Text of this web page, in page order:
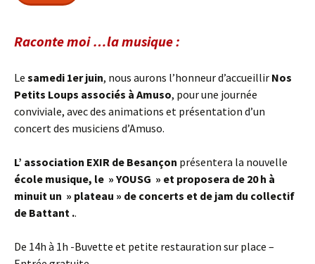
Raconte moi …la musique:
Le samedi 1er juin, nous aurons l’honneur d’accueillir Nos
Petits Loups associés à Amuso, pour une journée
conviviale, avec des animations et présentation d’un
concert des musiciens d’Amuso.
L’ association EXIR de Besançon présentera la nouvelle
école musique, le » YOUSG » et proposera de 20 h à
minuit un » plateau » de concerts et de jam du collectif
de Battant ..
De 14h à 1h -Buvette et petite restauration sur place –